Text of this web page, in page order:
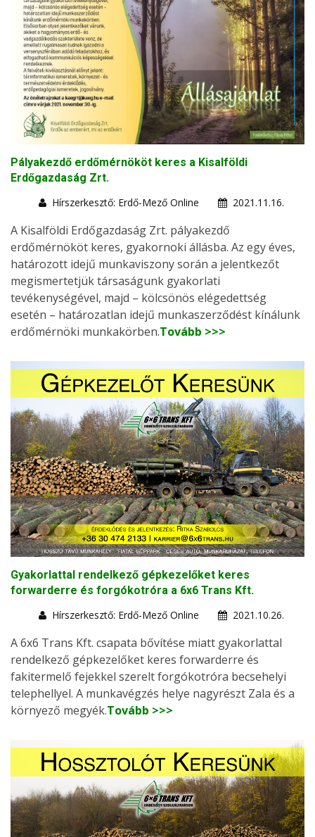
Pályakezdő erdőmérnököt keres a Kisalföldi
Erdőgazdaság Zrt.
Hírszerkesztő: Erdő-Mező Online
2021.11.16.
A Kisalföldi Erdőgazdaság Zrt. pályakezdő
erdőmérnököt keres, gyakornoki állásba. Az egy éves,
határozott idejű munkaviszony során a jelentkezőt
megismertetjük társaságunk gyakorlati
tevékenységével, majd – kölcsönös elégedettség
esetén – határozatlan idejű munkaszerződést kínálunk
erdőmérnöki munkakörben.Tovább >>>
Gyakorlattal rendelkező gépkezelőket keres
forwarderre és forgókotróra a 6x6 Trans Kft.
Hírszerkesztő: Erdő-Mező Online
2021.10.26.
A 6x6 Trans Kft. csapata bővítése miatt gyakorlattal
rendelkező gépkezelőket keres forwarderre és
fakitermelő fejekkel szerelt forgókotróra becsehelyi
telephellyel. A munkavégzés helye nagyrészt Zala és a
környező megyék.Tovább >>>